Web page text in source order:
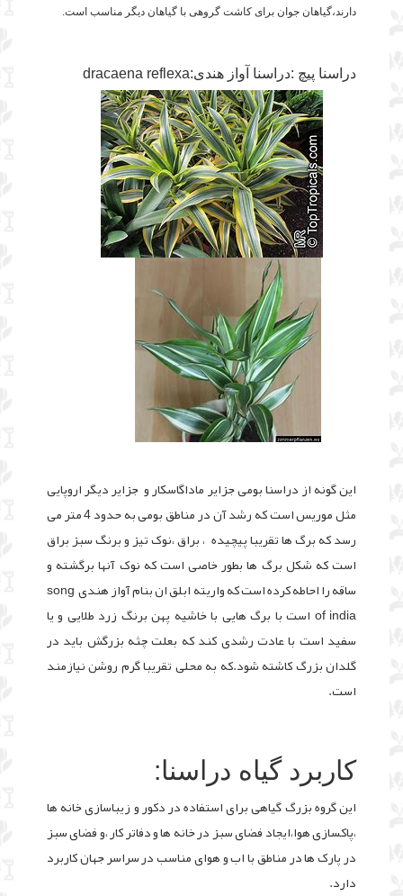
دارند،گیاهان جوان برای کاشت گروهی با گیاهان دیگر مناسب است.
دراسنا پیچ :دراسنا آواز هندی:dracaena reflexa
این گونه از دراسنا بومی جزایر ماداگاسکار و جزایر دیگر اروپایی
مثل موریس است که رشد آن در مناطق بومی به حدود 4 متر می
رسد که برگ ها تقریبا پیچیده ، براق ،نوک تیز و برنگ سبز براق
است که شکل برگ ها بطور خاصی است که نوک آنها برگشته و
ساقه را احاطه کرده است که واریته ابلق ان بنام آواز هندی song
of india است با برگ هایی با خاشیه پهن برنگ زرد طلایی و یا
سفید است با عادت رشدی کند که بعلت چثه بزرگش باید در
گلدان بزرگ کاشته شود.که به محلی تقریبا گرم روشن نیازمند
است.
کاربرد گیاه دراسنا:
این گروه بزرگ گیاهی برای استفاده در دکور و زیباسازی خانه ها
،پاکسازی هوا،ایجاد فضای سبز در خانه ها و دفاتر کار ،و فضای سبز
در پارک ها در مناطق با اب و هوای مناسب در سراسر جهان کاربرد
دارد.